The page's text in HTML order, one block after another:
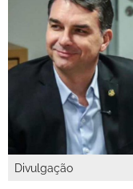
Divulgação